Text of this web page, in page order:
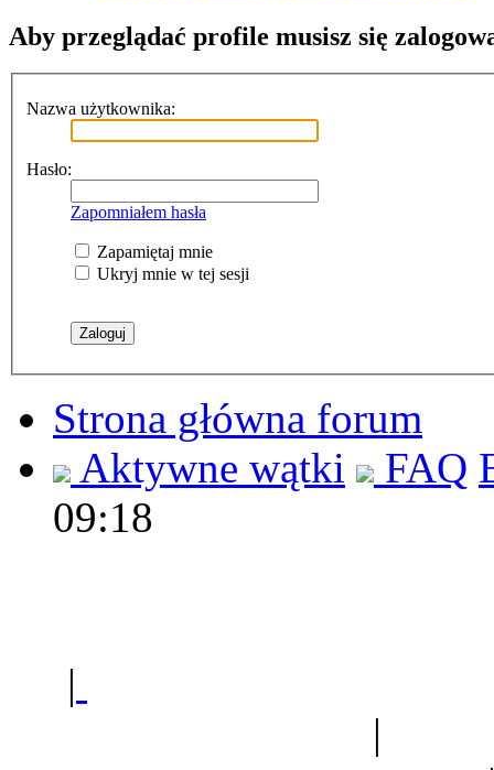
Aby przeglądać profile musisz się
Nazwa użytkownika:
Hasło:
Zapomniałem hasła
Zapamiętaj mnie
Ukryj mnie w tej sesji
Strona główna forum
Aktywne wątki
FAQ
09:18
|
|